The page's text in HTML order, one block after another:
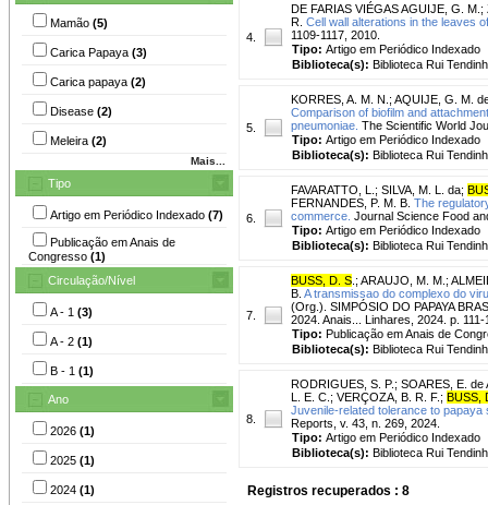
Mamão (5)
Carica Papaya (3)
Carica papaya (2)
Disease (2)
Meleira (2)
Mais...
Tipo
Artigo em Periódico Indexado (7)
Publicação em Anais de
Congresso (1)
Circulação/Nível
A - 1 (3)
A - 2 (1)
B - 1 (1)
Ano
2026 (1)
2025 (1)
2024 (1)
4.
DE FARIAS VIÉGAS AGUIJE, G. M. ;
R. Cell wall alterations in the leaves
1109-1117, 2010.
Tipo: Artigo em Periódico Indexado
Biblioteca(s): Biblioteca Rui
5.
KORRES, A. M. N. ; AQUIJE, G. M.
Comparison of biofilm and
pneumoniae. The Scientific World
Tipo: Artigo em Periódico Indexado
Biblioteca(s): Biblioteca Rui
6.
FAVARATTO, L. ; SILVA, M. L. da;
FERNANDES, P. M. B. The
commerce. Journal Science Food
Tipo: Artigo em Periódico Indexado
Biblioteca(s): Biblioteca Rui
7.
BUSS, D. S ; ARAUJO, M. M. ;
B. A transmissao do complexo do
(Org.). SIMPÓSIO DO PAPAYA
2024. Anais... Linhares, 2024. p. 111-
Tipo: Publicação em Anais de
Biblioteca(s): Biblioteca Rui
8.
RODRIGUES, S. P. ; SOARES, E. de
L. E. C. ; VERÇOZA, B. R. F. ; BUSS,
Juvenile-related tolerance to
Reports, v. 43, n. 269, 2024.
Tipo: Artigo em Periódico Indexado
Biblioteca(s): Biblioteca Rui
Registros recuperados : 8